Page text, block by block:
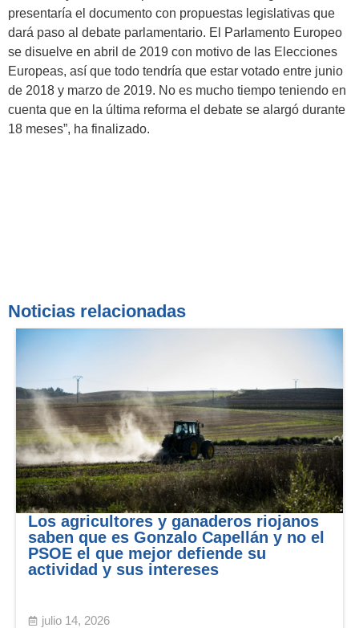
presentaría el documento con propuestas legislativas que
dará paso al debate parlamentario. El Parlamento Europeo
se disuelve en abril de 2019 con motivo de las Elecciones
Europeas, así que todo tendría que estar votado entre junio
de 2018 y marzo de 2019. No es mucho tiempo teniendo en
cuenta que en la última reforma el debate se alargó durante
18 meses”, ha finalizado.
Noticias relacionadas
Los agricultores y ganaderos riojanos
saben que es Gonzalo Capellán y no el
PSOE el que mejor defiende su
actividad y sus intereses
julio 14, 2026